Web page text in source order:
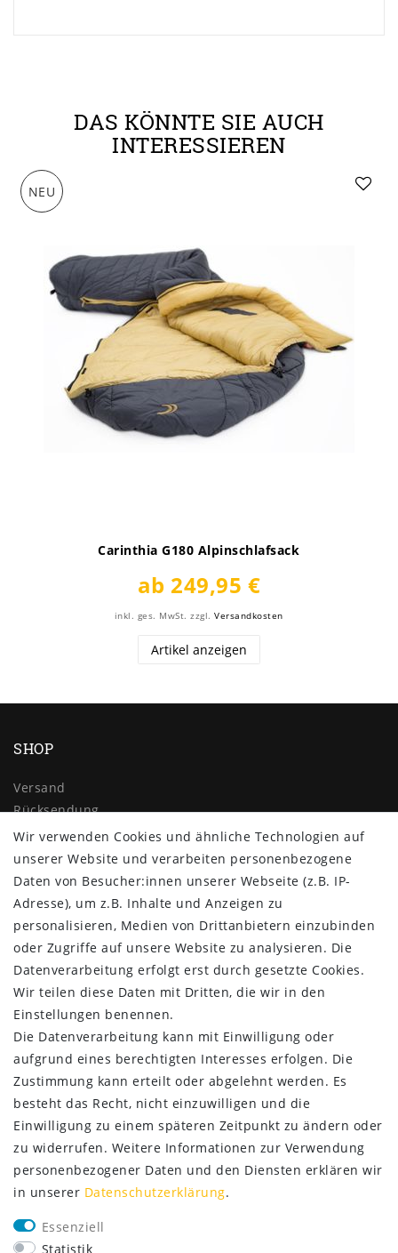
DAS KÖNNTE SIE AUCH
INTERESSIEREN
NEU
Carinthia G180 Alpinschlafsack
ab 249,95 €
inkl. ges. MwSt. zzgl.Versandkosten
Artikel anzeigen
SHOP
Versand
Rücksendung
Widerrufs­recht
Impressum
Daten­schutz­erklärung
AGB
Kontakt
ZAHLUNG & VERSAND
SERVICE
Lieferung nur 2,95 €
Wir verwenden Cookies und ähnliche Technologien auf
unserer Website und verarbeiten personenbezogene
Daten von Besucher:innen unserer Webseite (z.B. IP-
Adresse), um z.B. Inhalte und Anzeigen zu
personalisieren, Medien von Drittanbietern einzubinden
oder Zugriffe auf unsere Website zu analysieren. Die
Datenverarbeitung erfolgt erst durch gesetzte Cookies.
Wir teilen diese Daten mit Dritten, die wir in den
Einstellungen benennen.
Die Datenverarbeitung kann mit Einwilligung oder
aufgrund eines berechtigten Interesses erfolgen. Die
Zustimmung kann erteilt oder abgelehnt werden. Es
besteht das Recht, nicht einzuwilligen und die
Einwilligung zu einem späteren Zeitpunkt zu ändern oder
zu widerrufen. Weitere Informationen zur Verwendung
personenbezogener Daten und den Diensten erklären wir
in unserer Daten­schutz­erklärung.
Essenziell
Statistik